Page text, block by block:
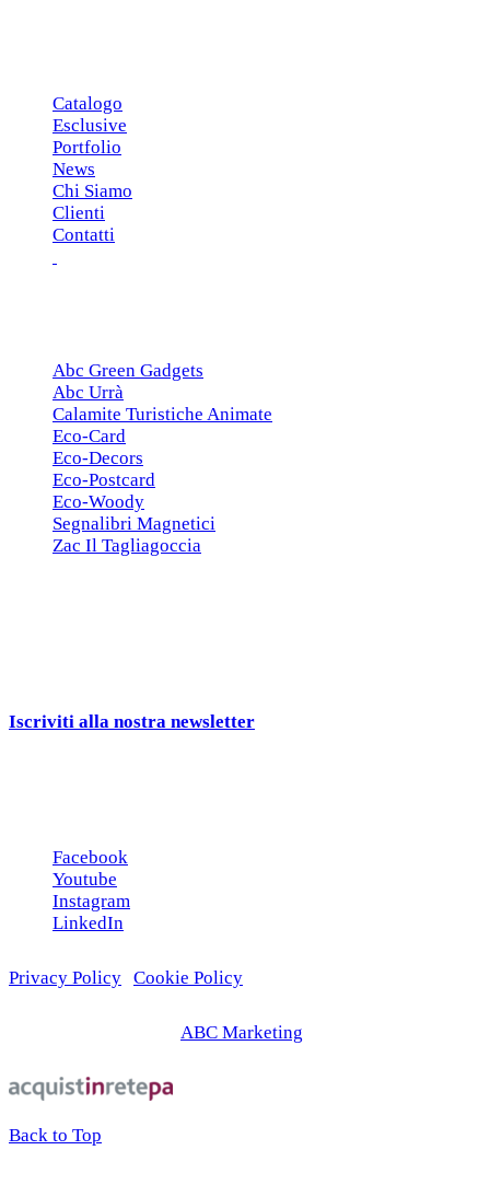
Catalogo
Esclusive
Portfolio
News
Chi Siamo
Clienti
Contatti
Abc Green Gadgets
Abc Urrà
Calamite Turistiche Animate
Eco-Card
Eco-Decors
Eco-Postcard
Eco-Woody
Segnalibri Magnetici
Zac Il Tagliagoccia
Iscriviti alla nostra newsletter
Facebook
Youtube
Instagram
LinkedIn
Privacy Policy Cookie Policy
ABC Marketing
Back to Top